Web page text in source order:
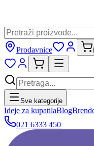
Prodavnice
Sve kategorije
Ideje za kupatilaBlog
021 6333 450